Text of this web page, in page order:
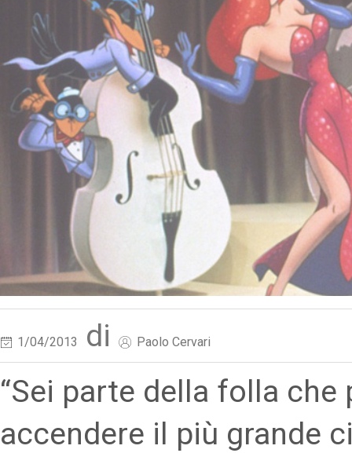
1/04/2013 di Paolo Cervari
“Sei parte della folla
accendere il più grande